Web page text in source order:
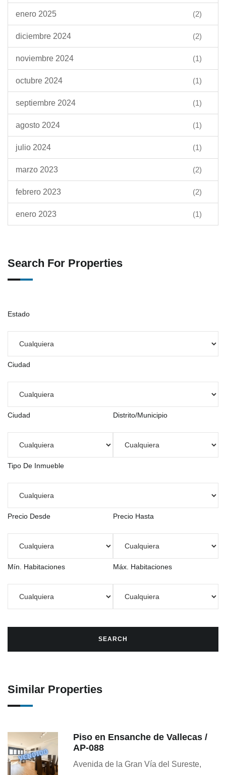
enero 2025 (2)
diciembre 2024 (2)
noviembre 2024 (1)
octubre 2024 (1)
septiembre 2024 (1)
agosto 2024 (1)
julio 2024 (1)
marzo 2023 (2)
febrero 2023 (2)
enero 2023 (1)
Search For Properties
Estado
Ciudad
Ciudad Distrito/Municipio
Tipo De Inmueble
Precio Desde Precio Hasta
Mín. Habitaciones Máx. Habitaciones
Similar Properties
Piso en Ensanche de Vallecas /
AP-088
Avenida de la Gran Vía del Sureste,